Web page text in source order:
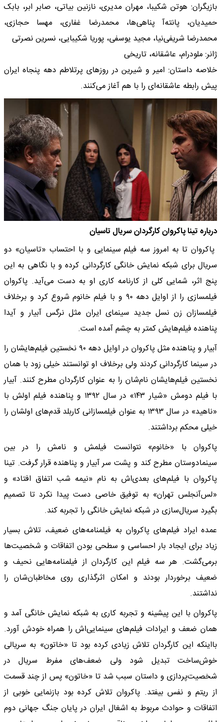
بازیگران: هوتن شکیبا، مهران مدیری، نازنین بیاتی، صابر ابر، بابک
حمیدیان، پانته‌آ پناهی‌ها، محمدرضا غفاری، مهسا حجازی،
محمدرضا شریفی‌نیا، مجید یوسفی، پوریا شکیبایی، نسرین نصرتی
ژانر: ملودرام، عاشقانه، تاریخی
خلاصه داستان: امیر و شیرین در روزهای پرتلاطم دهه پنجاه ایران
پیش رابطه عاشقانه‌ای را با هم آغاز می‌کنند.
درباره تینا پاکروان کارگردان سریال تاسیان
پاکروان تا به امروز سه فیلم سینمایی و با احتساب «تاسیان» دو
سریال برای شبکه نمایش خانگی کارگردانی کرده و با نگاهی به این
پنج اثر، شمایی کلی از کارنامه کاری او به دست می‌آید. پاکروان
فیلمسازی را از اوایل دهه ۹۰ و با فیلم خانوم شروع کرد و برخلاف
فیلمسازان زن نسل جدید سینمای ایران مثل نرگس آبیار و آیدا
پناهنده فیلم‌هایش کمتر به چشم آمده است.
آبیار و پناهنده مثل پاکروان در اوایل دهه ۹۰ نخستین فیلم‌هایشان را
در سینما کارگردانی کردند ولی برخلاف او توانستند خیلی زود با همان
نخستین فیلم‌هایشان نام‌شان را به عنوان کارگردان مطرح کنند. آبیار
با فیلم دومش «شیار ۱۴۳» در سال ۱۳۹۲ و پناهنده فیلم اولش با
«ناهید» در سال ۱۳۹۳ به عنوان فیلمسازانی کاربلد قدم‌های اولشان را
خیلی محکم برداشتند.
پاکروان با «خانوم» نتوانست فیلمش و نامش را در بین
سینمادوستان مطرح کند و پشت سر آبیار و پناهنده قرار گرفت. تینا
پاکروان با فیلم‌های بعدی‌اش به نام «نیمه شب اتفاق افتاد» و
«لس‌آنجلس تهران» به توفیق خاصی دست پیدا نکرد تا تصمیم
بگیرد سریال‌سازی در شبکه نمایش خانگی را تجربه کند.
عمده ایراد فیلم‌های پاکروان به فیلمنامه‌های ضعیف، تلاش بسیار
زیاد برای ایجاد بار احساسی و سطحی بودن اتفاقات و شخصیت‌ها
برمی‌گشت. هر سه فیلم این کارگردان از فیلمنامه‌هایی نحیف و
ضعیف برخوردار بودند و امکان اثرگذاری روی مخاطبان‌شان را
نداشتند.
پاکروان با این پیشینه و تجربه کاری به شبکه نمایش خانگی آمد و
همان ضعف و ایرادات فیلم‌های سینمایی‌اش را همراه خودش آورد.
بااینکه این کارگردان تلاش زیادی کرده بود تا «خاتون» به سریالی
خوش‌ساخت تبدیل شود ولی ضعف‌های مفرط سریال در
شخصیت‌پردازی و داستان سبب شد تا «خاتون» پس از چند قسمت
از ریتم و نفس بیفتد. پاکروان تلاش کرده بود بازنمایی خوبی از
اتفاقات و حوادث مربوط به اشغال ایران در پایان جنگ جهانی دوم